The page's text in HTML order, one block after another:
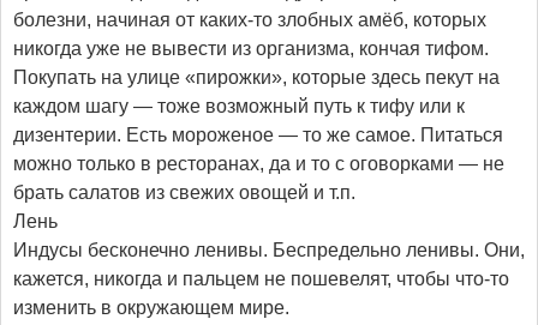
болезни, начиная от каких-то злобных амёб, которых
никогда уже не вывести из организма, кончая тифом.
Покупать на улице «пирожки», которые здесь пекут на
каждом шагу — тоже возможный путь к тифу или к
дизентерии. Есть мороженое — то же самое. Питаться
можно только в ресторанах, да и то с оговорками — не
брать салатов из свежих овощей и т.п.
Лень
Индусы бесконечно ленивы. Беспредельно ленивы. Они,
кажется, никогда и пальцем не пошевелят, чтобы что-то
изменить в окружающем мире.